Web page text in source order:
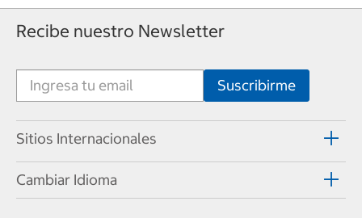
Recibe nuestro Newsletter
Sitios Internacionales
Cambiar Idioma